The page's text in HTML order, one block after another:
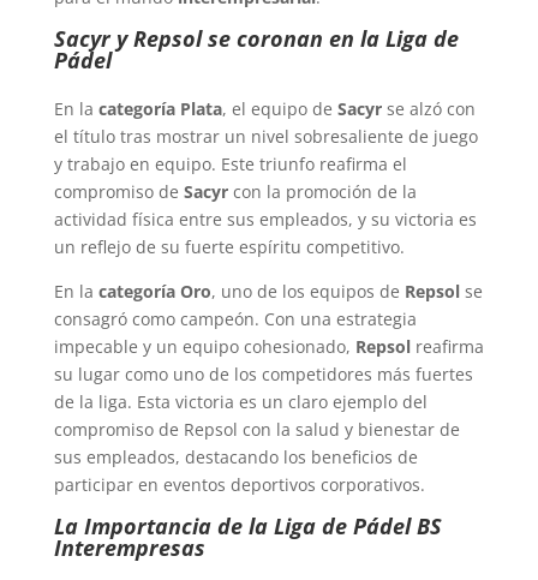
Sacyr y Repsol se coronan en la Liga de
Pádel
En la categoría Plata, el equipo de Sacyrse alzó con
el título tras mostrar un nivel sobresaliente de juego
y trabajo en equipo. Este triunfo reafirma el
compromiso de Sacyrcon la promoción de la
actividad física entre sus empleados, y su victoria es
un reflejo de su fuerte espíritu competitivo.
En la categoría Oro, uno de los equipos de Repsolse
consagró como campeón. Con una estrategia
impecable y un equipo cohesionado, Repsolreafirma
su lugar como uno de los competidores más fuertes
de la liga. Esta victoria es un claro ejemplo del
compromiso de Repsol con la salud y bienestar de
sus empleados, destacando los beneficios de
participar en eventos deportivos corporativos.
La Importancia de la Liga de Pádel BS
Interempresas